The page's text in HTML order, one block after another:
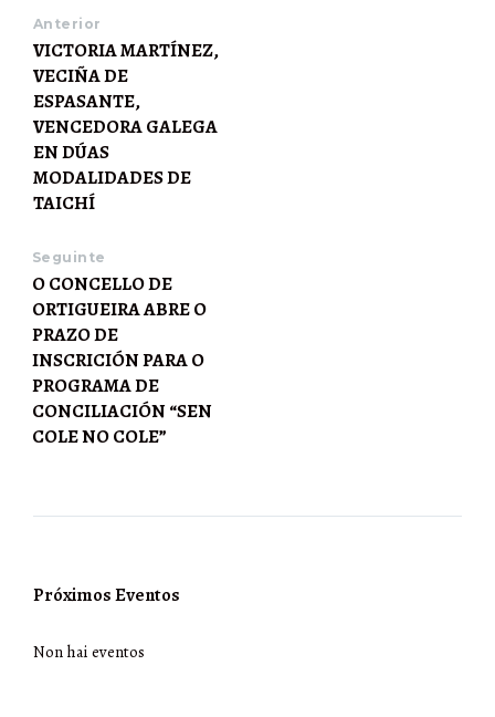
Anterior
VICTORIA MARTÍNEZ,
VECIÑA DE
ESPASANTE,
VENCEDORA GALEGA
EN DÚAS
MODALIDADES DE
TAICHÍ
Seguinte
O CONCELLO DE
ORTIGUEIRA ABRE O
PRAZO DE
INSCRICIÓN PARA O
PROGRAMA DE
CONCILIACIÓN “SEN
COLE NO COLE”
Próximos Eventos
Non hai eventos